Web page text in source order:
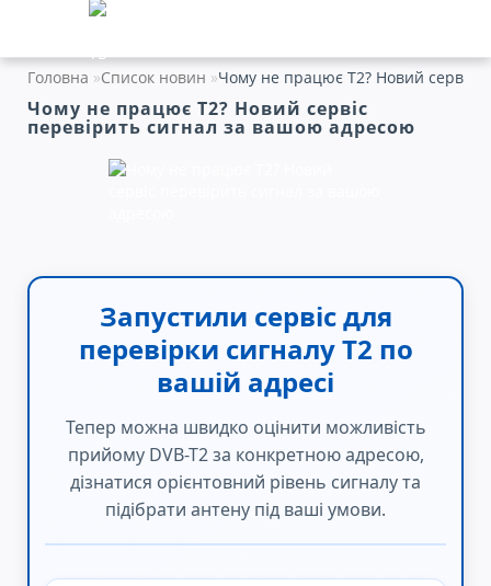
Головна Список новин Чому не працює Т2? Новий сервіс
Чому не працює Т2? Новий сервіс
перевірить сигнал за вашою адресою
Запустили сервіс для
перевірки сигналу Т2 по
вашій адресі
Тепер можна швидко оцінити можливість
прийому DVB-T2 за конкретною адресою,
дізнатися орієнтовний рівень сигналу та
підібрати антену під ваші умови.